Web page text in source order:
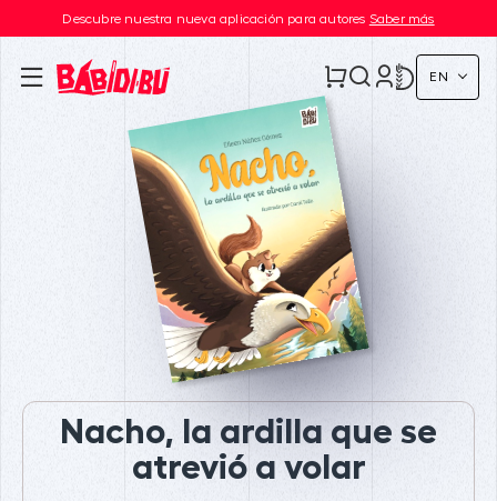
Descubre nuestra nueva aplicación para autores Saber más
EN
Nacho, la ardilla que se
atrevió a volar